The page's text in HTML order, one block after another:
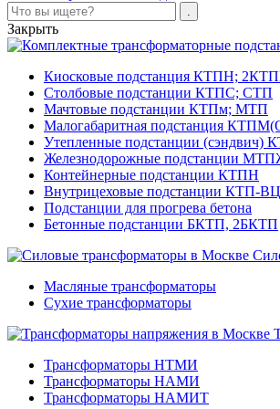
Закрыть
Киосковые подстанция КТПН;
Столбовые подстанции КТПС; СТП
Мачтовые подстанции КТПм; МТП
Малогабаритная подстанция
Утепленные подстанции
Железнодорожные подстанции
Контейнерные подстанции КТПН
Внутрицеховые подстанции КТП-ВЦ
Подстанции для прогрева бетона
Бетонные подстанции БКТП, 2БКТП
Масляные трансформаторы
Сухие трансформаторы
Трансформаторы НТМИ
Трансформаторы НАМИ
Трансформаторы НАМИТ